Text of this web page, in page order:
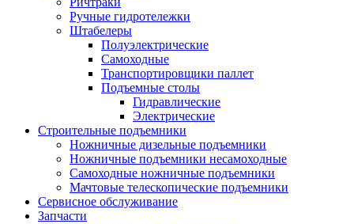
Ручные гидротележки
Штабелеры
Полуэлектрические
Самоходные
Транспортировщики паллет
Подъемные столы
Гидравлические
Электрические
Строительные подъемники
Ножничные дизельные подъемники
Ножничные подъемники несамоходные
Самоходные ножничные подъемники
Мачтовые телескопические подъемники
Сервисное обслуживание
Запчасти